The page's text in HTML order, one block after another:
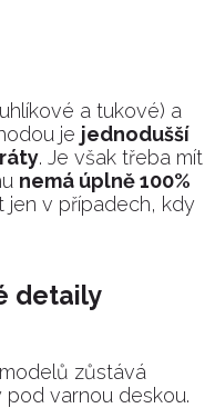
a tukové) a
je jednodušší
. Je však třeba mít
nemá úplně 100%
v případech, kdy
detaily
zůstává
varnou deskou.